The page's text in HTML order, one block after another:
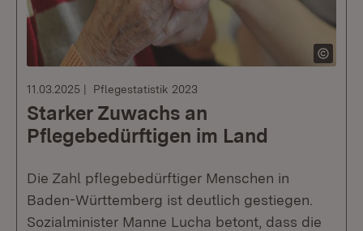
11.03.2025 Pflegestatistik 2023
Starker Zuwachs an
Pflegebedürftigen im Land
Die Zahl pflegebedürftiger Menschen in
Baden-Württemberg ist deutlich gestiegen.
Sozialminister Manne Lucha betont, dass die